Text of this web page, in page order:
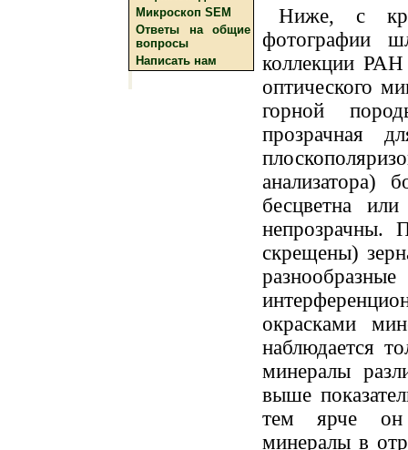
Микроскоп SEM
Ответы на общие
вопросы
Написать нам
Ниже, с
фотографии
коллекции
оптического
горной
прозрачная
анализатора)
бесцветна
непрозрачны.
скрещены)
окрасками
наблюдается
минералы
выше
тем ярче он
минералы в